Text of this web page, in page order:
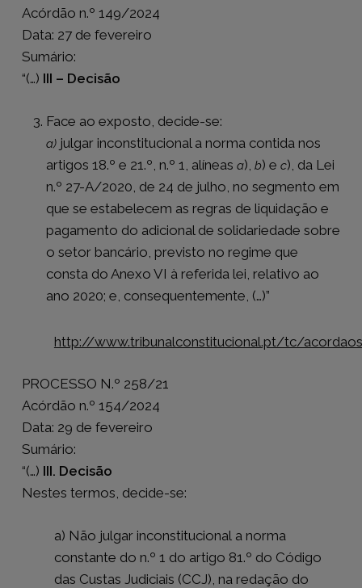
Acórdão n.º 149/2024
Data: 27 de fevereiro
Sumário:
“(…) III – Decisão
Face ao exposto, decide-se:
a) julgar inconstitucional a norma contida nos
artigos 18.º e 21.º, n.º 1, alíneas a), b) e c), da Lei
n.º 27-A/2020, de 24 de julho, no segmento em
que se estabelecem as regras de liquidação e
pagamento do adicional de solidariedade sobre
o setor bancário, previsto no regime que
consta do Anexo VI à referida lei, relativo ao
ano 2020; e, consequentemente, (…)”
http://www.tribunalconstitucional.pt/tc/
PROCESSO N.º 258/21
Acórdão n.º 154/2024
Data: 29 de fevereiro
Sumário:
“(…) III. Decisão
Nestes termos, decide-se:
a) Não julgar inconstitucional a norma
constante do n.º 1 do artigo 81.º do Código
das Custas Judiciais (CCJ), na redação do